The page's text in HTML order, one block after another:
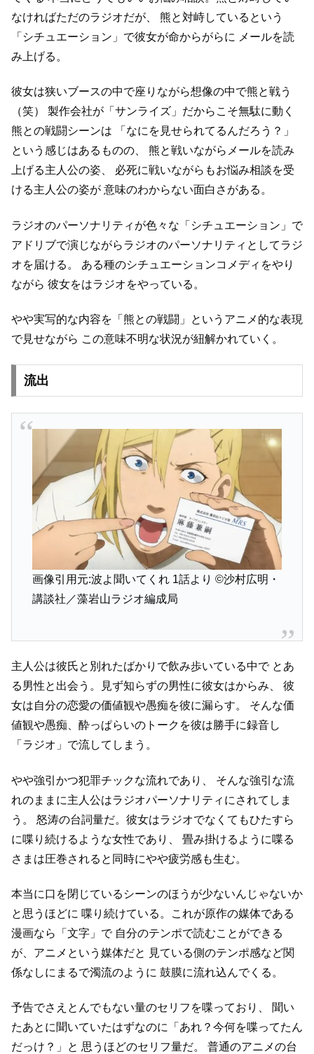
なければただのラジオだが、
熊と対峙しているという
「シチュエーション」で彼女が命からがらに メールを読
み上げる。
彼女は狭いブースの中で座りながら想像の中で熊と戦う
（笑）
製作会社が「サンライズ」だからこそ無駄に動く
熊との戦闘シーンは 「なにを見せられてるんだろう？」
という感じはあるものの、
熊と戦いながらメールを読み
上げる主人公の姿、
必死に戦いながらもお悩み相談を受
ける主人公の姿が 意味のわからない面白さがある。
ラジオのパーソナリティが色々な「シチュエーション」で
アドリブで演じながらラジオのパーソナリティとしてラジ
オを届ける。
ある種のシチュエーションコメディをやり
ながら 彼女をはラジオをやっている。
やや実写的な内容を「熊との戦闘」というアニメ的な表現
で見せながら この意味不明な状況が紐解かれていく。
流出
画像引用元:波よ聞いてくれ 1話より ©沙村広明・
講談社／藻岩山ラジオ編成局
主人公は彼氏と別れたばかりで飲み歩いている中でとあ
る男性と出会う。見ず知らずの男性に彼女はからみ、
彼
女は自分の恋愛の価値観や愚痴を彼に漏らす。
そんな価
値観や愚痴、酔っぱらいのトークを彼は勝手に録音し
「ラジオ」で流してしまう。
やや強引かつ犯罪チックな流れであり、
そんな強引な流
れのままに主人公はラジオパーソナリティにされてしま
う。
怒涛の台詞量だ。彼女はラジオでなくてもひたすら
に喋り続けるような女性であり、
畳み掛けるように喋る
さまは圧巻されると同時にやや疲労感も生む。
本当に口を閉じているシーンのほうが少ないんじゃないか
と思うほどに 喋り続けている。これが原作の媒体である
漫画なら「文字」で自分のテンポで読むことができる
が、アニメという媒体だと 見ている側のテンポ感など関
係なしにまるで濁流のように 鼓膜に流れ込んでくる。
予告でさえとんでもない量のセリフを喋っており、
聞い
たあとに聞いていたはずなのに「あれ？今何を喋ってたん
だっけ？」と 思うほどのセリフ量だ。
普通のアニメの台